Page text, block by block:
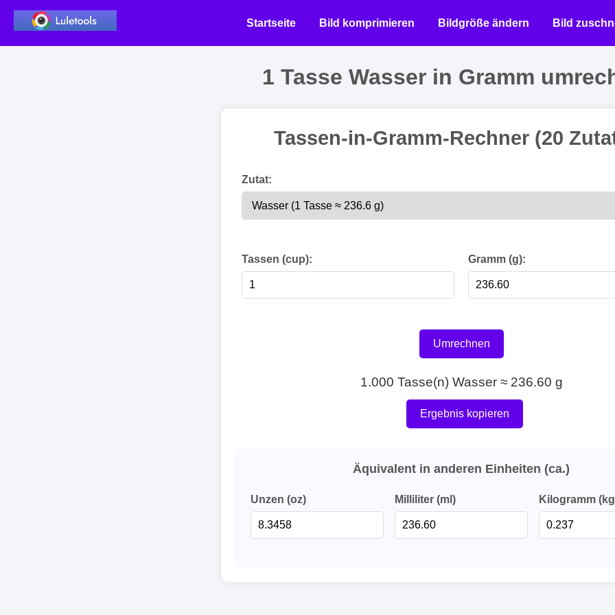
Startseite Bild komprimieren Bildgröße ändern Bild
1 Tasse Wasser in Gramm
Tassen-in-Gramm-Rechner (20
Zutat:
Tassen (cup): Gramm (g):
Umrechnen
1.000 Tasse(n) Wasser ≈ 236.60 g
Ergebnis kopieren
Äquivalent in anderen Einheiten (ca.)
Unzen (oz) Milliliter (ml) Kilogramm